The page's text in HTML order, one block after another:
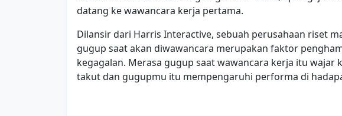
datang ke wawancara kerja pertama.
Dilansir dari Harris Interactive, sebuah perusahaan riset
gugup saat akan diwawancara merupakan faktor
kegagalan. Merasa gugup saat wawancara kerja itu wajar
takut dan gugupmu itu mempengaruhi performa di